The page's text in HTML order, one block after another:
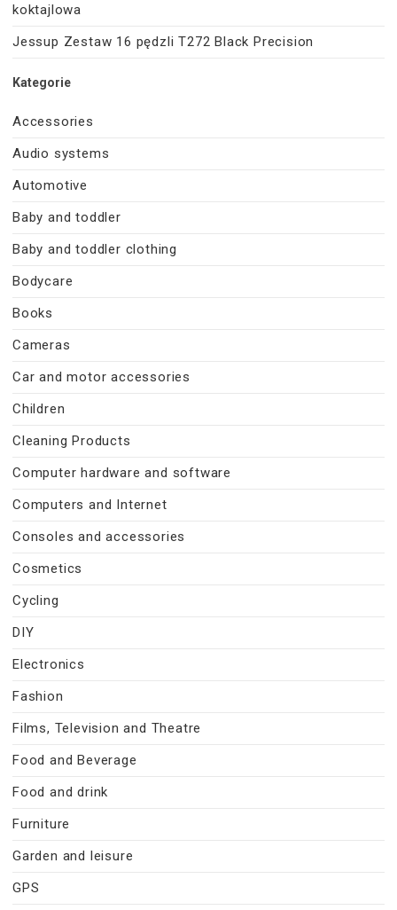
koktajlowa
Jessup Zestaw 16 pędzli T272 Black Precision
Kategorie
Accessories
Audio systems
Automotive
Baby and toddler
Baby and toddler clothing
Bodycare
Books
Cameras
Car and motor accessories
Children
Cleaning Products
Computer hardware and software
Computers and Internet
Consoles and accessories
Cosmetics
Cycling
DIY
Electronics
Fashion
Films, Television and Theatre
Food and Beverage
Food and drink
Furniture
Garden and leisure
GPS